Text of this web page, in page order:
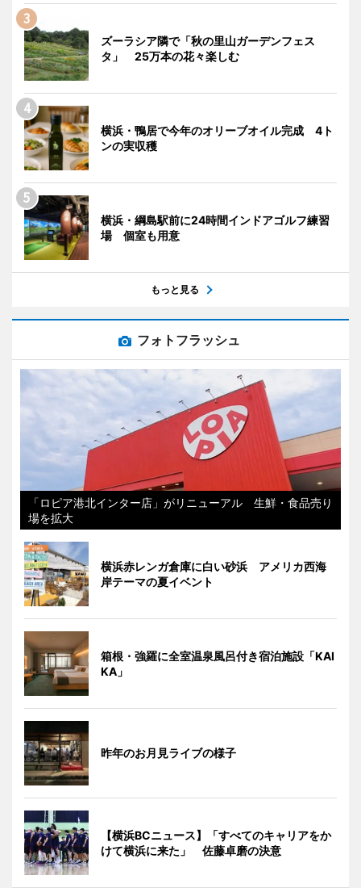
ズーラシア隣で「秋の里山ガーデンフェス
タ」 25万本の花々楽しむ
横浜・鴨居で今年のオリーブオイル完成 4ト
ンの実収穫
横浜・綱島駅前に24時間インドアゴルフ練習
場 個室も用意
もっと見る
フォトフラッシュ
「ロピア港北インター店」がリニューアル 生鮮・食品売り
場を拡大
横浜赤レンガ倉庫に白い砂浜 アメリカ西海
岸テーマの夏イベント
箱根・強羅に全室温泉風呂付き宿泊施設「KAI
KA」
昨年のお月見ライブの様子
【横浜BCニュース】「すべてのキャリアをか
けて横浜に来た」 佐藤卓磨の決意